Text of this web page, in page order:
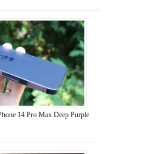
14 Pro Max Deep Purple